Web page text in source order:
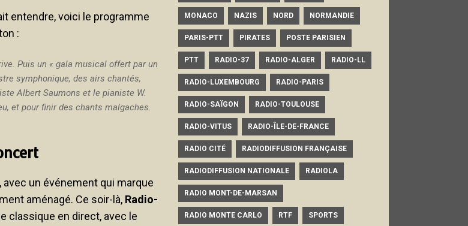
entendre, voici le programme
:
Puis un « gala musical offert par un
symphonique, des airs chantés,
Albert Saumons et le pianiste W.
, et pour finir des chants malgaches.
un événement qui marque
aménagé. Ce soir-là, Radio-
classique en direct, avec le
MONACO NAZIS NORD NORMANDIE
PARIS-PTT PIRATES POSTE PARISIEN
PTT RADIO-37 RADIO-ALGER RADIO-LL
RADIO-LUXEMBOURG RADIO-PARIS
RADIO-SAÏGON RADIO-TOULOUSE
RADIO-VITUS RADIO-ÎLE-DE-FRANCE
RADIO CITÉ RADIODIFFUSION FRANÇAISE
RADIODIFFUSION NATIONALE RADIOLA
RADIO MONT-DE-MARSAN
RADIO MONTE CARLO RTF SPORTS